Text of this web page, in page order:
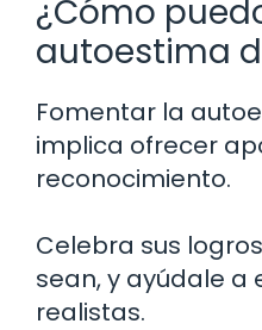
¿Cómo
autoestima
Fomentar la
implica ofrecer
reconocimiento.
Celebra sus
sean, y ayúdale
realistas.